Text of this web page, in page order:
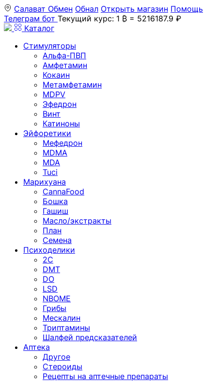
Салават Обмен Обнал Открыть магазин Помощь
Телеграм бот Текущий курс: 1 ₿ = 5216187.9 ₽
Каталог
Стимуляторы
Альфа-ПВП
Амфетамин
Кокаин
Метамфетамин
MDPV
Эфедрон
Винт
Катиноны
Эйфоретики
Мефедрон
MDMA
MDA
Tuci
Марихуана
CannaFood
Бошка
Гашиш
Масло/экстракты
План
Семена
Психоделики
2C
DMT
DO
LSD
NBOME
Грибы
Мескалин
Триптамины
Шалфей предсказателей
Аптека
Другое
Стероиды
Рецепты на аптечные препараты